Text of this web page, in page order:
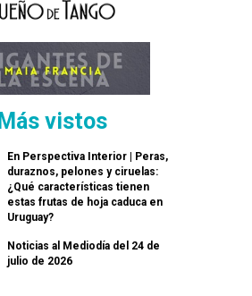
Más vistos
En Perspectiva Interior | Peras,
duraznos, pelones y ciruelas:
¿Qué características tienen
estas frutas de hoja caduca en
Uruguay?
Noticias al Mediodía del 24 de
julio de 2026